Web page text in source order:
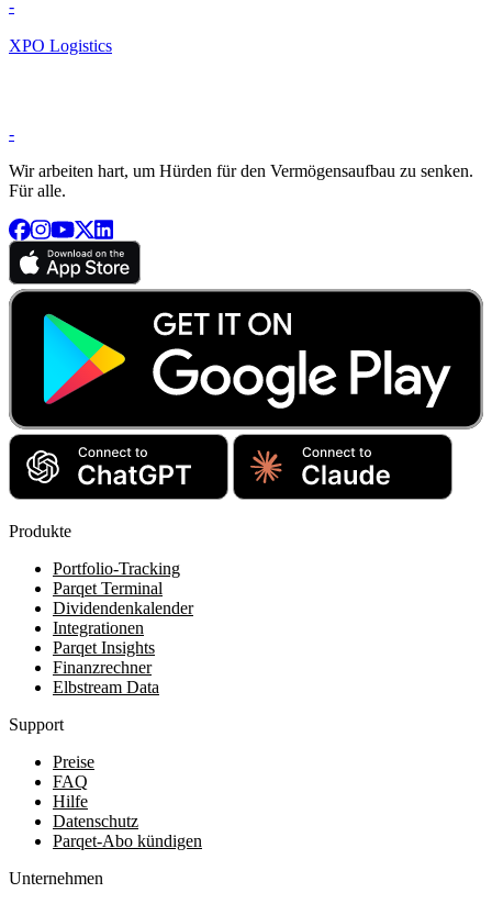
-
XPO Logistics
-
Wir arbeiten hart, um Hürden für den Vermögensaufbau zu senken.
Für alle.
Produkte
Portfolio-Tracking
Parqet Terminal
Dividendenkalender
Integrationen
Parqet Insights
Finanzrechner
Elbstream Data
Support
Preise
FAQ
Hilfe
Datenschutz
Parqet-Abo kündigen
Unternehmen